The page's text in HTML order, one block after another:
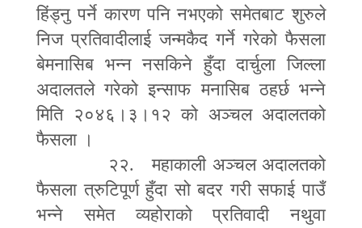
हिंड्नु पर्ने कारण पनि नभएको समेतबाट शुरुले
निज प्रतिवादीलाई जन्मकैद गर्ने गरेको फैसला
बेमनासिब भन्न नसकिने हुँदा दार्चुला जिल्ला
अदालतले गरेको इन्साफ मनासिब ठहर्छ भन्ने
मिति २०४६।३।१२ को अञ्चल अदालतको
फैसला ।
२२. महाकाली अञ्चल अदालतको
फैसला त्रुटिपूर्ण हुँदा सो बदर गरी सफाई पाउँ
भन्ने समेत व्यहोराको प्रतिवादी नथुवा